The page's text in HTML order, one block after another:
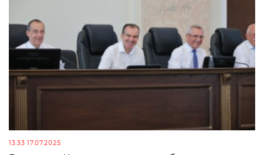
13:33 17.07.2025